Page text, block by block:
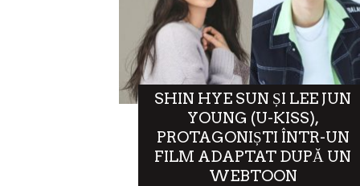
SHIN HYE SUN ȘI LEE JUN
YOUNG (U-KISS),
PROTAGONIȘTI ÎNTR-UN
FILM ADAPTAT DUPĂ UN
WEBTOON